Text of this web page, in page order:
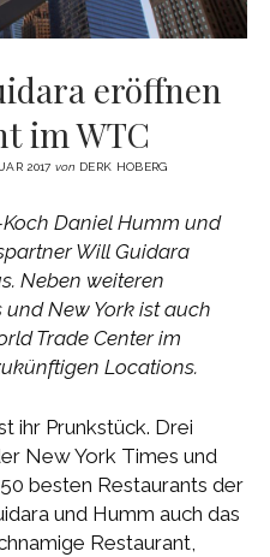
eröffnen
im WTC
2017 von DERK HOBERG
Daniel Humm und
Will Guidara
Neben weiteren
New York ist auch
Trade Center im
Locations.
ihr Prunkstück. Drei
New York Times und
besten Restaurants der
und Humm auch das
Restaurant,